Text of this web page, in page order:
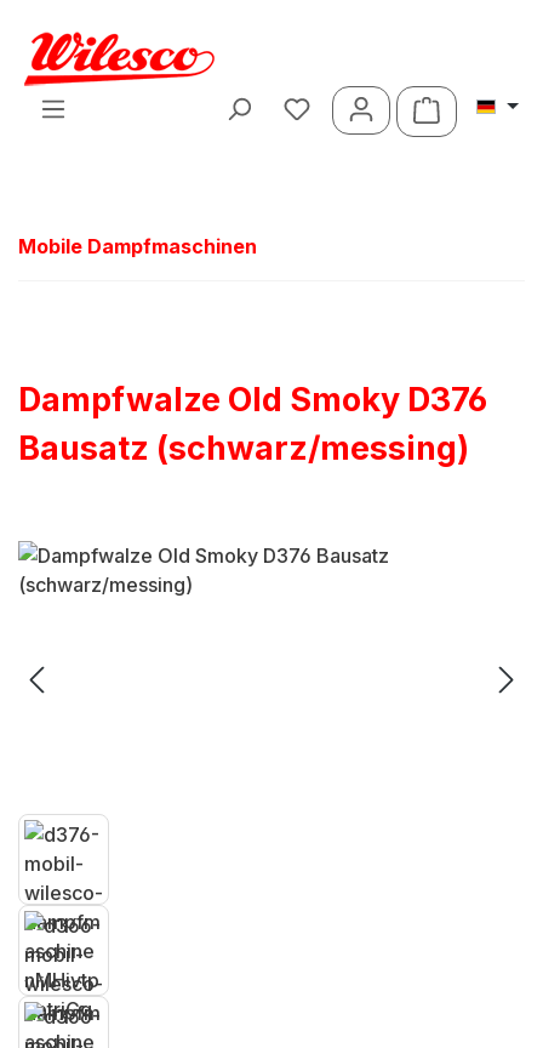
Zum Hauptinhalt springen
Mobile Dampfmaschinen
Dampfwalze Old Smoky D376
Bausatz (schwarz/messing)
Bildergalerie überspringen